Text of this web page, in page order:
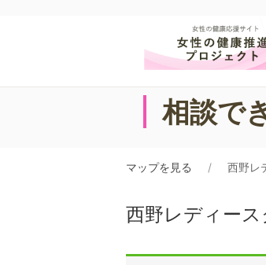
相談で
マップを見る 西野レ
西野レディー